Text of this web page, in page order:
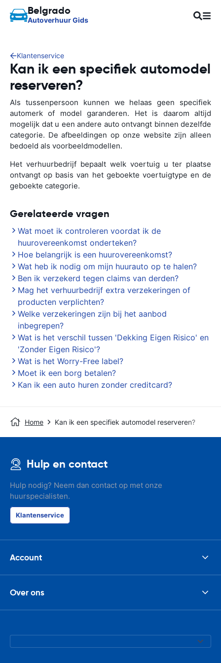
Belgrado
Autoverhuur Gids
Klantenservice
Kan ik een specifiek automodel
reserveren?
Als tussenpersoon kunnen we helaas geen specifiek
automerk of model garanderen. Het is daarom altijd
mogelijk dat u een andere auto ontvangt binnen dezelfde
categorie. De afbeeldingen op onze website zijn alleen
bedoeld als voorbeeldmodellen.
Het verhuurbedrijf bepaalt welk voertuig u ter plaatse
ontvangt op basis van het geboekte voertuigtype en de
geboekte categorie.
Gerelateerde vragen
Wat moet ik controleren voordat ik de
huurovereenkomst onderteken?
Hoe belangrijk is een huurovereenkomst?
Wat heb ik nodig om mijn huurauto op te halen?
Ben ik verzekerd tegen claims van derden?
Mag het verhuurbedrijf extra verzekeringen of
producten verplichten?
Welke verzekeringen zijn bij het aanbod
inbegrepen?
Wat is het verschil tussen 'Dekking Eigen Risico' en
'Zonder Eigen Risico'?
Wat is het Worry-Free label?
Moet ik een borg betalen?
Kan ik een auto huren zonder creditcard?
Home Kan ik een specifiek automodel reserveren?
Hulp en contact
Hulp nodig? Neem dan contact op met onze
huurspecialisten.
Klantenservice
Account
Over ons